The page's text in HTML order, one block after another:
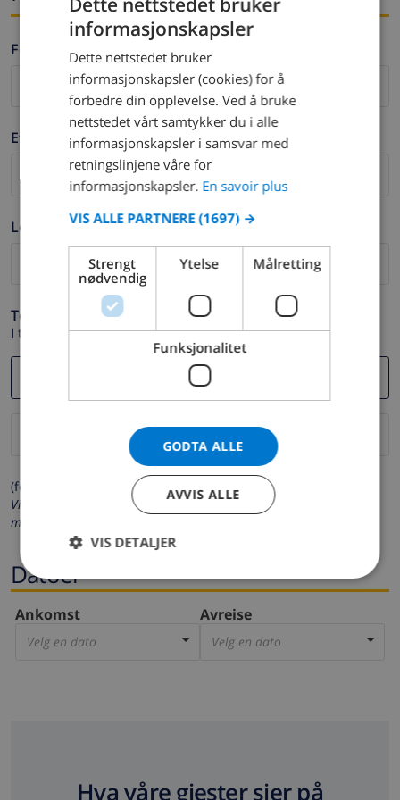
Fornavn *
Etternavn *
Logg ut *
Telefon *
I tilfelle din e-postadresse ikke fungerer.
(felter merket med * må fylles ut)
Vi respekterer ditt personvern. Dine personalia vil aldri bli delt
med andre.
Datoer
Ankomst
Velg en dato
Avreise
Velg en dato
Hva våre gjester sier på
SPANISH
GERMAN
CATALAN
NORWEGIAN
informasjonskapsler
Dette nettstedet bruker
informasjonskapsler (cookies) for å
forbedre din opplevelse. Ved å bruke
nettstedet vårt samtykker du i alle
informasjonskapsler i samsvar med
retningslinjene våre for
informasjonskapsler. En savoir plus
VIS ALLE PARTNERE (1697) →
Strengt
nødvendig
Ytelse Målretting
Funksjonalitet
GODTA ALLE
AVVIS ALLE
VIS DETALJER